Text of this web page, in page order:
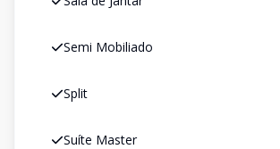
Semi Mobiliado
Split
Suíte Master